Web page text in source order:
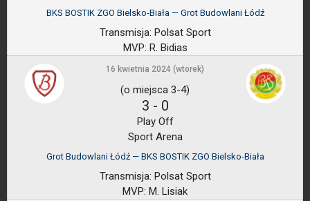
BKS BOSTIK ZGO Bielsko-Biała — Grot Budowlani Łódź
Transmisja: Polsat Sport
MVP: R. Bidias
16 kwietnia 2024 (wtorek)
(o miejsca 3-4)
3 - 0
Play Off
Sport Arena
Grot Budowlani Łódź — BKS BOSTIK ZGO Bielsko-Biała
Transmisja: Polsat Sport
MVP: M. Lisiak